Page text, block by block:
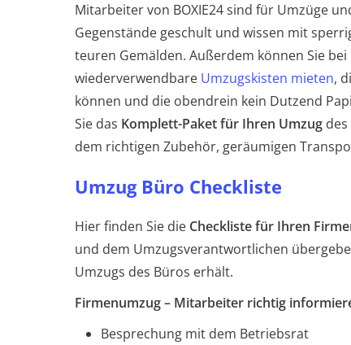
Mitarbeiter von BOXIE24 sind für Umzüge
Gegenstände geschult und wissen mit
teuren Gemälden. Außerdem können Sie bei
wiederverwendbare Umzugskisten mieten,
können und die obendrein kein Dutzend
Sie das Komplett-Paket für Ihren Umzug
dem richtigen Zubehör, geräumigen
Umzug Büro Checkliste
Hier finden Sie die Checkliste für Ihren
und dem Umzugsverantwortlichen
Umzugs des Büros erhält.
Firmenumzug – Mitarbeiter richtig
Besprechung mit dem Betriebsrat